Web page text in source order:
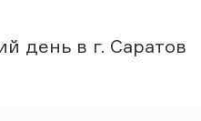
день в г. Саратов